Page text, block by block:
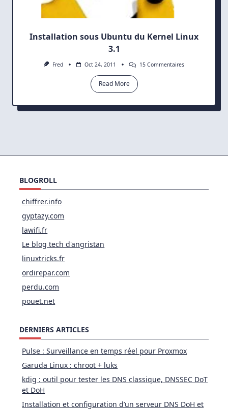
Installation sous Ubuntu du Kernel Linux
3.1
Fred Oct 24, 2011 15 CommentairesSur
Linux
Read More
BLOGROLL
chiffrer.info
gyptazy.com
lawifi.fr
Le blog tech d'angristan
linuxtricks.fr
ordirepar.com
perdu.com
pouet.net
DERNIERS ARTICLES
Pulse : Surveillance en temps réel pour Proxmox
Garuda Linux : chroot + luks
kdig : outil pour tester les DNS classique, DNSSEC DoT
et DoH
Installation et configuration d’un serveur DNS DoH et